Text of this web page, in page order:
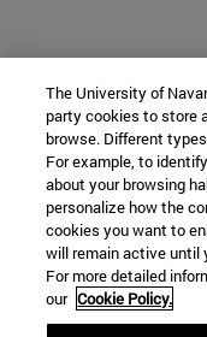
The University of
party cookies to store
browse. Different
For example, to
about your browsing
personalize how the
cookies you want to
will remain active until
For more detailed
our Cookie Policy.